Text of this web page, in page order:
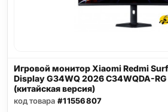
Игровой монитор Xiaomi Redmi
Display G34WQ 2026 C34WQDA-RG
(китайская версия)
код товара #11556807